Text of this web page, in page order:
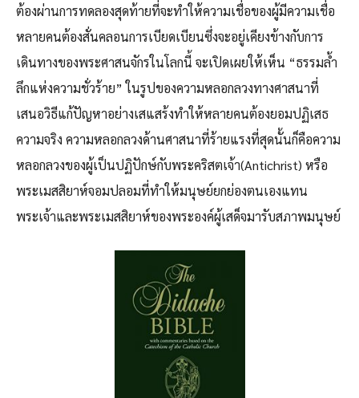
ต้องผ่านการทดลองสุดท้ายที่จะทำให้ความเชื่อของผู้มีความเชื่อ
หลายคนต้องสั่นคลอนการเบียดเบียนซึ่งจะอยู่เคียงข้างกับการ
เดินทางของพระศาสนจักรในโลกนี้ จะเปิดเผยให้เห็น “ธรรมล้ำ
ลึกแห่งความชั่วร้าย” ในรูปของความหลอกลวงทางศาสนาที่
เสนอวิธีแก้ปัญหาอย่างเสแสร้งทำให้หลายคนต้องยอมปฏิเสธ
ความจริง ความหลอกลวงด้านศาสนาที่ร้ายแรงที่สุดนั้นก็คือความ
หลอกลวงของผู้เป็นปฏิปักษ์กับพระคริสตเจ้า(Antichrist) หรือ
พระเมสสิยาห์จอมปลอมที่ทำให้มนุษย์ยกย่องตนเองแทน
พระเจ้าและพระเมสสิยาห์ของพระองค์ผู้เสด็จมารับสภาพมนุษย์